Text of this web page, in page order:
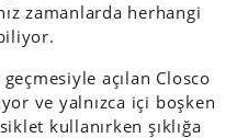
zamanlarda herhangi
açılan Closco
ve yalnızca içi boşken
kullanırken şıklığa